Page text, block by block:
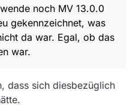
gekennzeichnet, was beim
nicht da war“neu” bereits in der
erstellten Filmliste enthalten
überraschend.
noch MV 13.0.0
gekennzeichnet, was
da war. Egal, ob das
war.
dass sich diesbezüglich